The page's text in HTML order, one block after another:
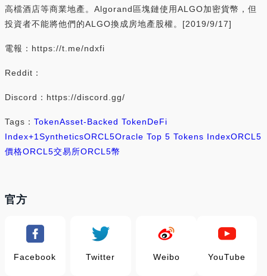
高檔酒店等商業地產。Algorand區塊鏈使用ALGO加密貨幣，但
投資者不能將他們的ALGO換成房地產股權。[2019/9/17]
電報：https://t.me/ndxfi
Reddit：
Discord：https://discord.gg/
Tags： TokenAsset-Backed TokenDeFi
Index+1 SyntheticsORCL5Oracle Top 5 Tokens IndexORCL5
價格ORCL5交易所ORCL5幣
官方
Facebook Twitter Weibo YouTube